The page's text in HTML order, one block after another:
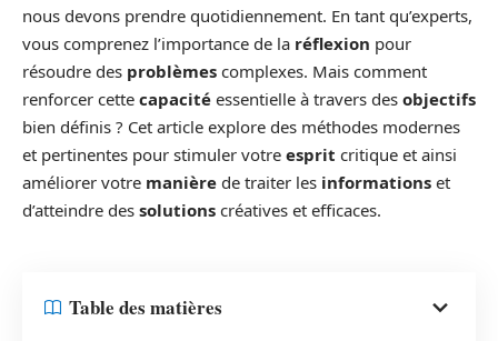
nous devons prendre quotidiennement. En tant qu’experts,
vous comprenez l’importance de la réflexion pour
résoudre des problèmes complexes. Mais comment
renforcer cette capacité essentielle à travers des objectifs
bien définis ? Cet article explore des méthodes modernes
et pertinentes pour stimuler votre esprit critique et ainsi
améliorer votre manière de traiter les informations et
d’atteindre des solutions créatives et efficaces.
Table des matières